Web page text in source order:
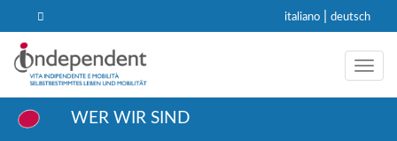
italiano deutsch
WER WIR SIND